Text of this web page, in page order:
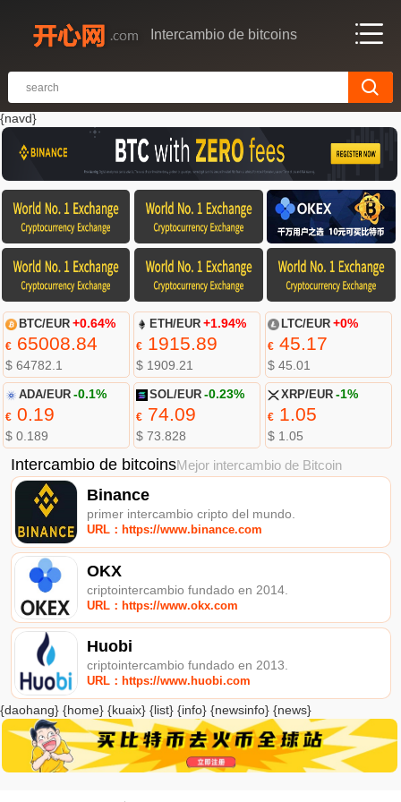
Intercambio de bitcoins
{navd}
BTC/EUR +0.64%
€65008.84
$ 64782.1
ETH/EUR +1.94%
€ 1915.89
$ 1909.21
LTC/EUR +0%
€45.17
$ 45.01
ADA/EUR -0.1%
€0.19
$ 0.189
SOL/EUR -0.23%
€ 74.09
$ 73.828
XRP/EUR -1%
€1.05
$ 1.05
Intercambio de bitcoinsMejor intercambio de Bitcoin
Binance
primer intercambio cripto del mundo.
URL：https://www.binance.com
OKX
criptointercambio fundado en 2014.
URL：https://www.okx.com
Huobi
criptointercambio fundado en 2013.
URL：https://www.huobi.com
{daohang} {home} {kuaix} {list} {info} {newsinfo} {news}